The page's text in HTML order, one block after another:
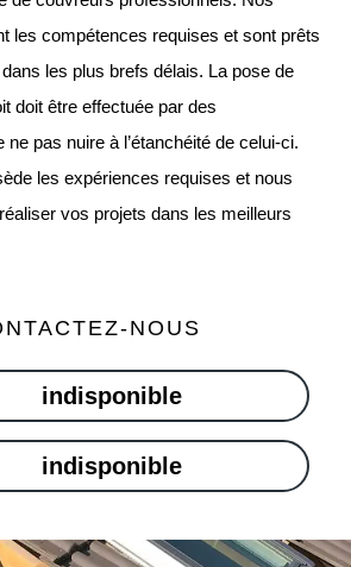
les compétences requises et sont prêts
les plus brefs délais. La pose de
doit être effectuée par des
ne pas nuire à l’étanchéité de celui-ci.
les expériences requises et nous
vos projets dans les meilleurs
NOUS
indisponible
indisponible